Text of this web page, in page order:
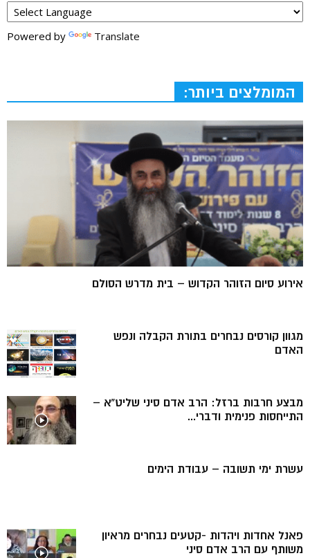
Powered by Translate
המומלצים ביותר:
אירוע סיום הזוהר הקדוש – בית מדרש הסולם
מגוון קורסים נבחרים בתורת הקבלה ונפש
האדם
מבצע חרבות ברזל: הרב אדם סיני שליט”א –
התייחסות פנימית ודברי...
עשרת ימי תשובה – עבודת הימים
פאנל אחדות ויהדות -קטעים נבחרים מראיון
משותף עם הרב אדם סיני